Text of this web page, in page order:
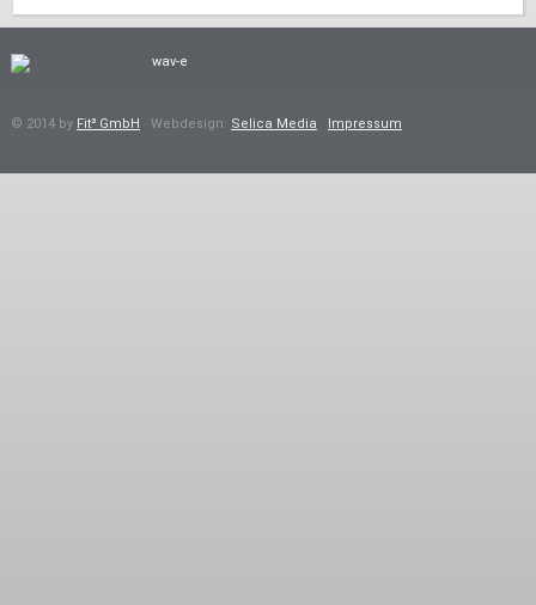
© 2014 by Fit³ GmbH · Webdesign: Selica Media · Impressum